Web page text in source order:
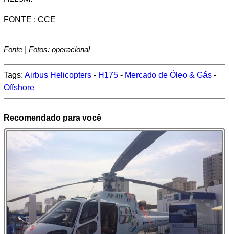
FONTE : CCE
Fonte | Fotos: operacional
Tags: Airbus Helicopters - H175 - Mercado de Óleo & Gás -
Offshore
Recomendado para você